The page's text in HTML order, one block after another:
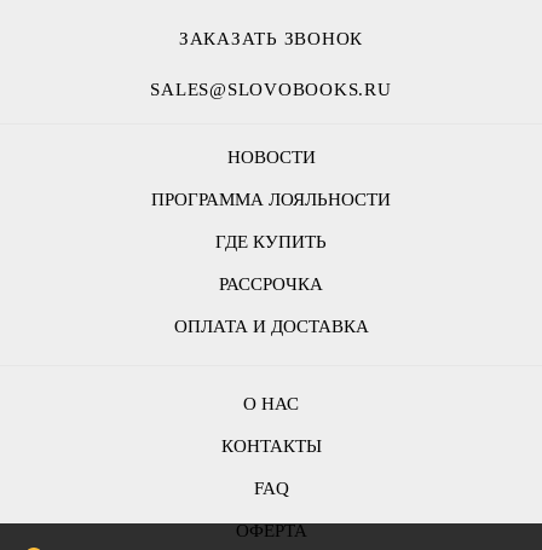
НОВОСТИ
ПРОГРАММА ЛОЯЛЬНОСТИ
ГДЕ КУПИТЬ
РАССРОЧКА
ОПЛАТА И ДОСТАВКА
О НАС
КОНТАКТЫ
FAQ
ОФЕРТА
ЗАКАЗАТЬ ЗВОНОК
SALES@SLOVOBOOKS.RU